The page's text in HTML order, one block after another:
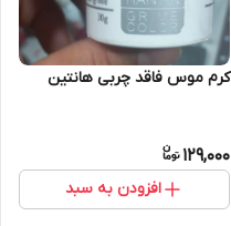
کرم موس فاقد چربی هانتین
129,000
افزودن به سبد